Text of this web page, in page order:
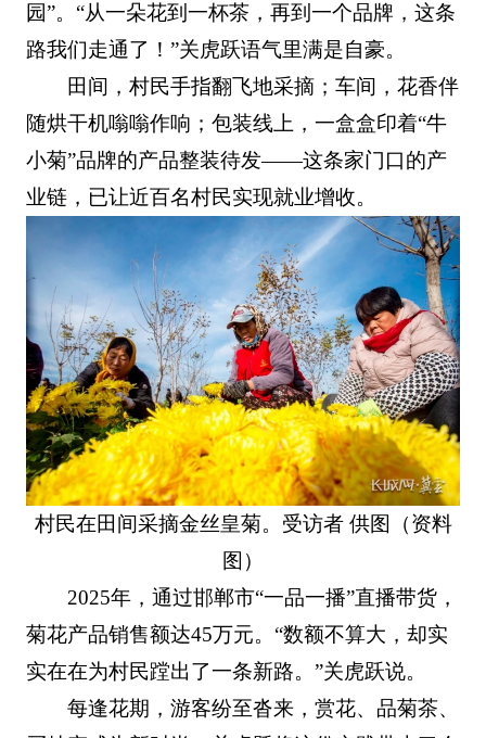
园”。“从一朵花到一杯茶，再到一个品牌，这条
路我们走通了！”关虎跃语气里满是自豪。
田间，村民手指翻飞地采摘；车间，花香伴
随烘干机嗡嗡作响；包装线上，一盒盒印着“牛
小菊”品牌的产品整装待发——这条家门口的产
业链，已让近百名村民实现就业增收。
村民在田间采摘金丝皇菊。受访者 供图（资料
图）
2025年，通过邯郸市“一品一播”直播带货，
菊花产品销售额达45万元。“数额不算大，却实
实在在为村民蹚出了一条新路。”关虎跃说。
每逢花期，游客纷至沓来，赏花、品菊茶、